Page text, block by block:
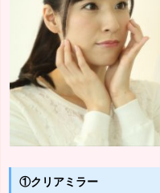
①クリアミラー